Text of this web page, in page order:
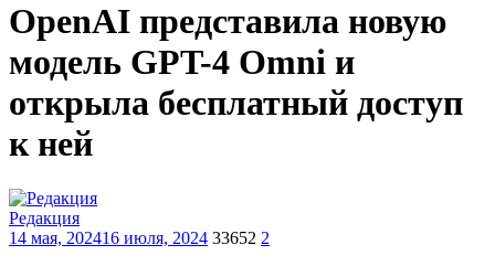
OpenAI представила новую
модель GPT-4 Omni и
открыла бесплатный доступ
к ней
Редакция
14 мая, 202416 июля, 2024 33652 2